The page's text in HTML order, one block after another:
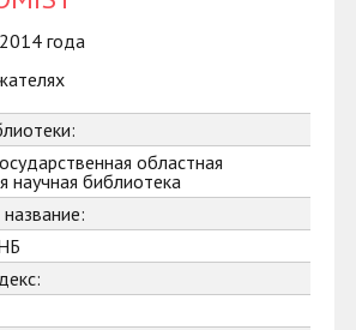
года
областная
научная библиотека